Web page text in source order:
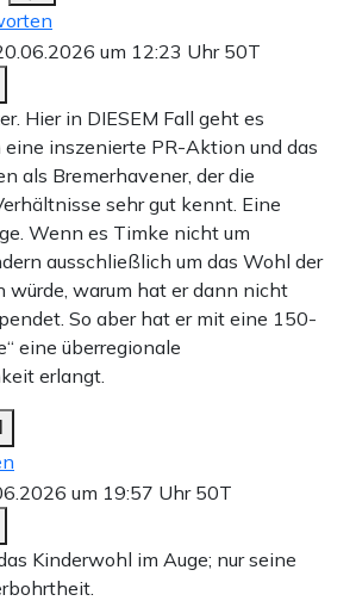
um 12:23 Uhr 50T
Hier in DIESEM Fall geht es
eine inszenierte PR-Aktion und das
als Bremerhavener, der die
sehr gut kennt. Eine
Wenn es Timke nicht um
ausschließlich um das Wohl der
würde, warum hat er dann nicht
So aber hat er mit eine 150-
eine überregionale
erlangt.
um 19:57 Uhr 50T
Kinderwohl im Auge; nur seine